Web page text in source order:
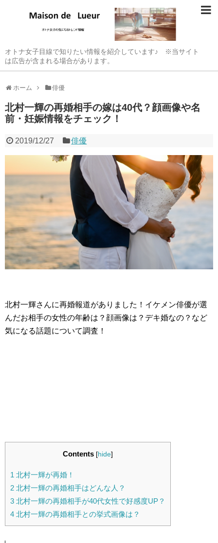
オトナ女子目線で知りたい情報を紹介しています♪ ※当サイト
は広告が含まれる場合があります。
ホーム 俳優
北村一輝の再婚相手の嫁は40代？顔画像や名
前・妊娠情報をチェック！
2019/12/27 俳優
北村一輝さんに再婚報道がありました！イケメン俳優が選
んだお相手の女性の年齢は？顔画像は？デキ婚なの？など
気になる話題について調査！
Contents [hide]
1 北村一輝が再婚！
2 北村一輝の再婚相手はどんな人？
3 北村一輝の再婚相手が40代女性で好感度UP？
4 北村一輝の再婚相手との挙式画像は？